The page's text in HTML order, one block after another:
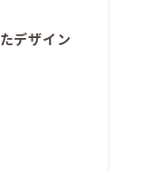
デザイン